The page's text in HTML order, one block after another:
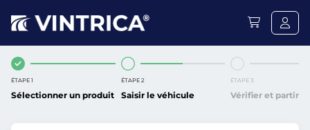
ÉTAPE 1
Sélectionner un produit
ÉTAPE 2
Saisir le véhicule
ÉTAPE 3
Vérifier et partir